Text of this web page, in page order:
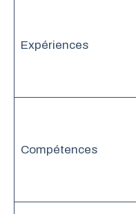
Expériences
Compétences